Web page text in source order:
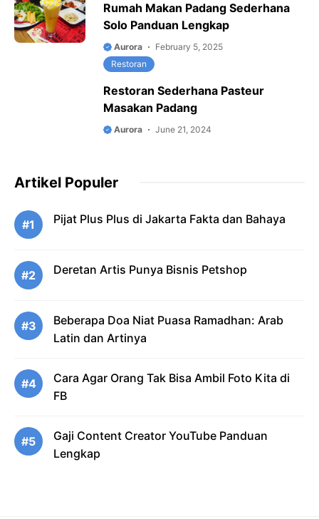
Rumah Makan Padang Sederhana
Solo Panduan Lengkap
Aurora
February 5, 2025
Restoran
Restoran Sederhana Pasteur
Masakan Padang
Aurora June 21, 2024
Artikel Populer
#1 Pijat Plus Plus di Jakarta Fakta dan Bahaya
#2 Deretan Artis Punya Bisnis Petshop
#3
Beberapa Doa Niat Puasa Ramadhan: Arab
Latin dan Artinya
#4
Cara Agar Orang Tak Bisa Ambil Foto Kita di
FB
#5
Gaji Content Creator YouTube Panduan
Lengkap